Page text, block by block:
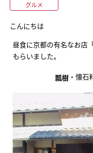
グルメ
こんにちは
昼食に京都の有名なお店
もらいました。
瓢樹・懐石